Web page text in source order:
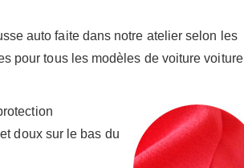
auto faite dans notre atelier selon les
pour tous les modèles de voiture voiture
doux sur le bas du